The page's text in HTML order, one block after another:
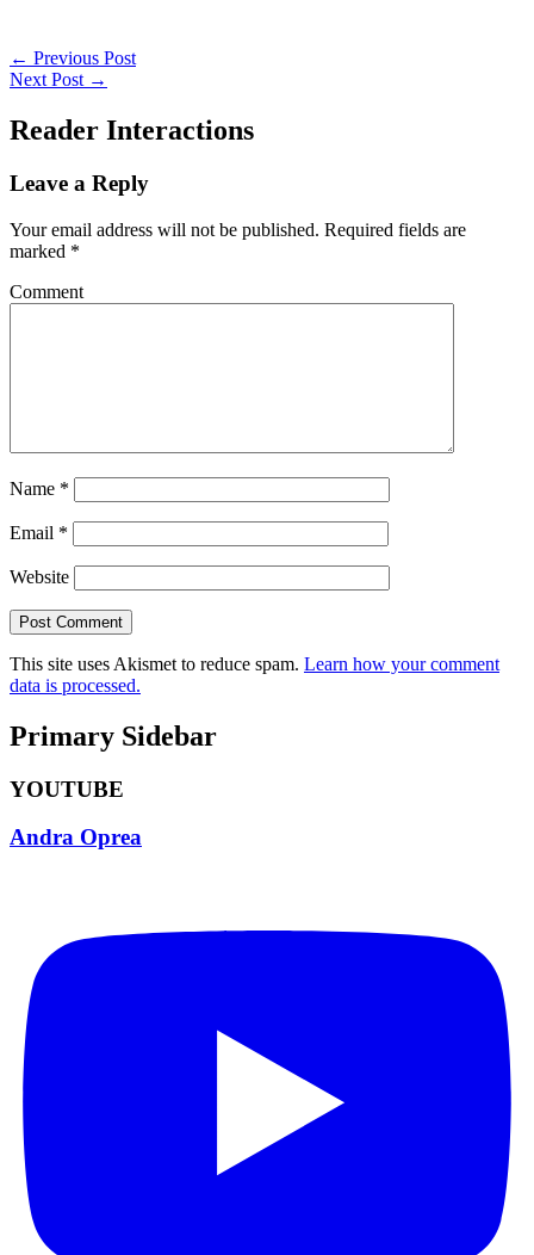
← Previous Post
Next Post →
Reader Interactions
Leave a Reply
Your email address will not be published. Required fields are
marked *
Comment
Name *
Email *
Website
This site uses Akismet to reduce spam. Learn how your comment
data is processed.
Primary Sidebar
YOUTUBE
Andra Oprea